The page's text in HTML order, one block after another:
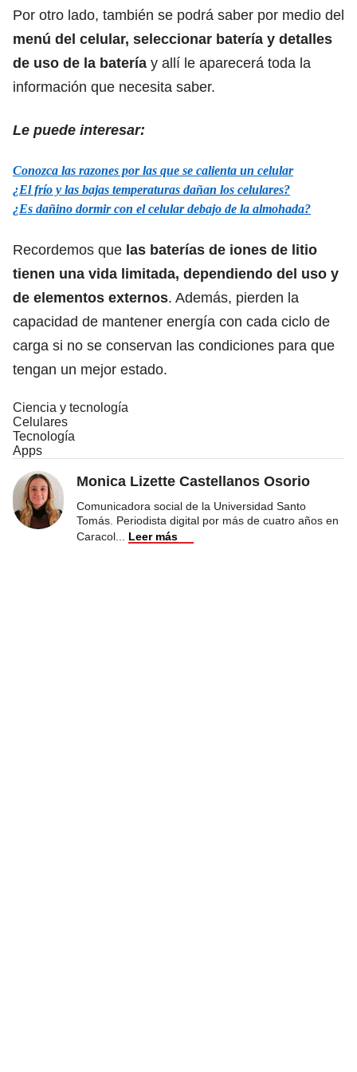
Por otro lado, también se podrá saber por medio del
menú del celular, seleccionar batería y detalles
de uso de la batería y allí le aparecerá toda la
información que necesita saber.
Le puede interesar:
Conozca las razones por las que se calienta un celular
¿El frío y las bajas temperaturas dañan los celulares?
¿Es dañino dormir con el celular debajo de la almohada?
Recordemos que las baterías de iones de litio
tienen una vida limitada, dependiendo del uso y
de elementos externos. Además, pierden la
capacidad de mantener energía con cada ciclo de
carga si no se conservan las condiciones para que
tengan un mejor estado.
Ciencia y tecnología
Celulares
Tecnología
Apps
Monica Lizette Castellanos Osorio
Comunicadora social de la Universidad Santo
Tomás. Periodista digital por más de cuatro años en
Caracol
Leer más